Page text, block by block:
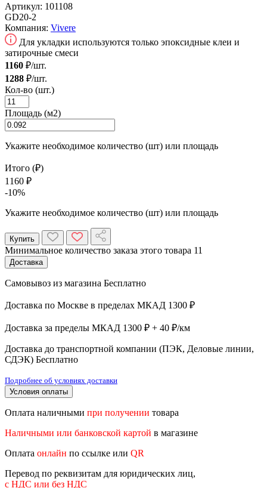
Артикул: 101108
GD20-2
Компания: Vivere
Для укладки используются только эпоксидные клеи и
затирочные смеси
1160 ₽/шт.
1288 ₽/шт.
Кол-во (шт.)
Площадь (м2)
Укажите необходимое количество (шт) или площадь
Итого (₽)
1160 ₽
-10%
Укажите необходимое количество (шт) или площадь
Купить
Минимальное количество заказа этого товара 11
Доставка
Самовывоз из магазина Бесплатно
Доставка по Москве в пределах МКАД 1300 ₽
Доставка за пределы МКАД 1300 ₽ + 40 ₽/км
Доставка до транспортной компании (ПЭК, Деловые линии,
СДЭК) Бесплатно
Подробнее об условиях доставки
Условия оплаты
Оплата наличными при получении товара
Наличными или банковской картой в магазине
Оплата онлайн по ссылке или QR
Перевод по реквизитам для юридических лиц,
с НДС или без НДС